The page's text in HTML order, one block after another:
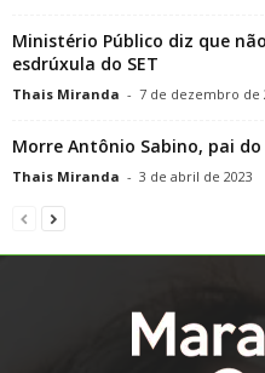
Ministério Público diz que
esdrúxula do SET
Thais Miranda - 7 de dezembro de
Morre Antônio Sabino, pai
Thais Miranda - 3 de abril de 2023